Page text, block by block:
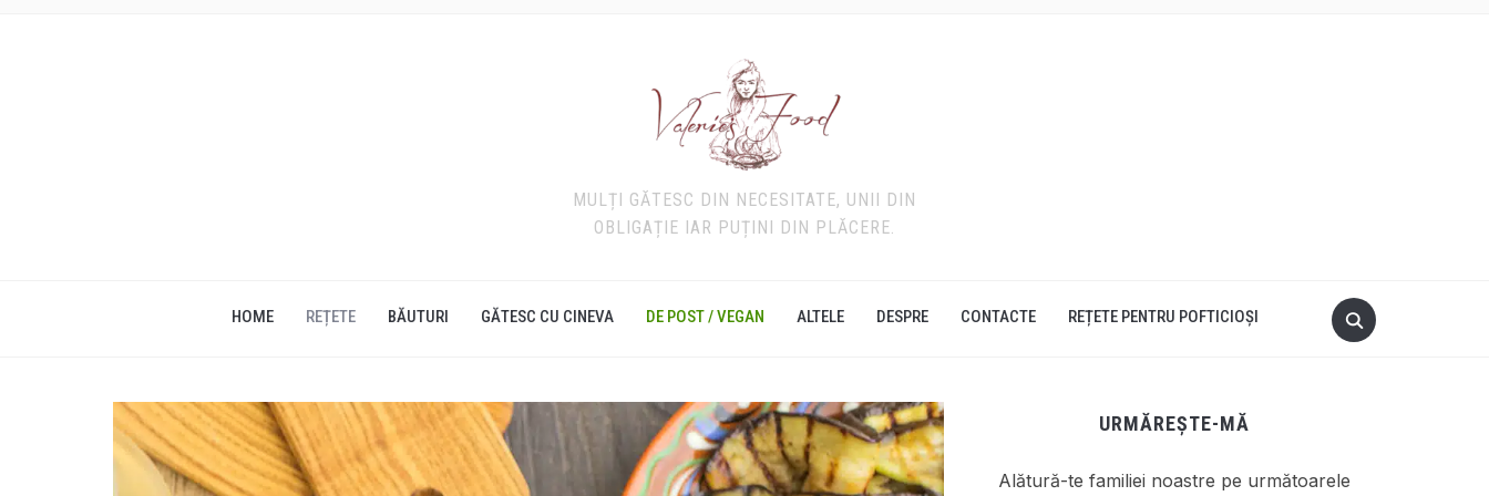
MULȚI GĂTESC DIN NECESITATE, UNII DIN
OBLIGAȚIE IAR PUȚINI DIN PLĂCERE.
HOME REȚETE BĂUTURI GĂTESC CU CINEVA DE POST / VEGAN ALTELE DESPRE CONTACTE REȚETE PENTRU POFTICIOȘI
URMĂREȘTE-MĂ
Alătură-te familiei noastre pe următoarele